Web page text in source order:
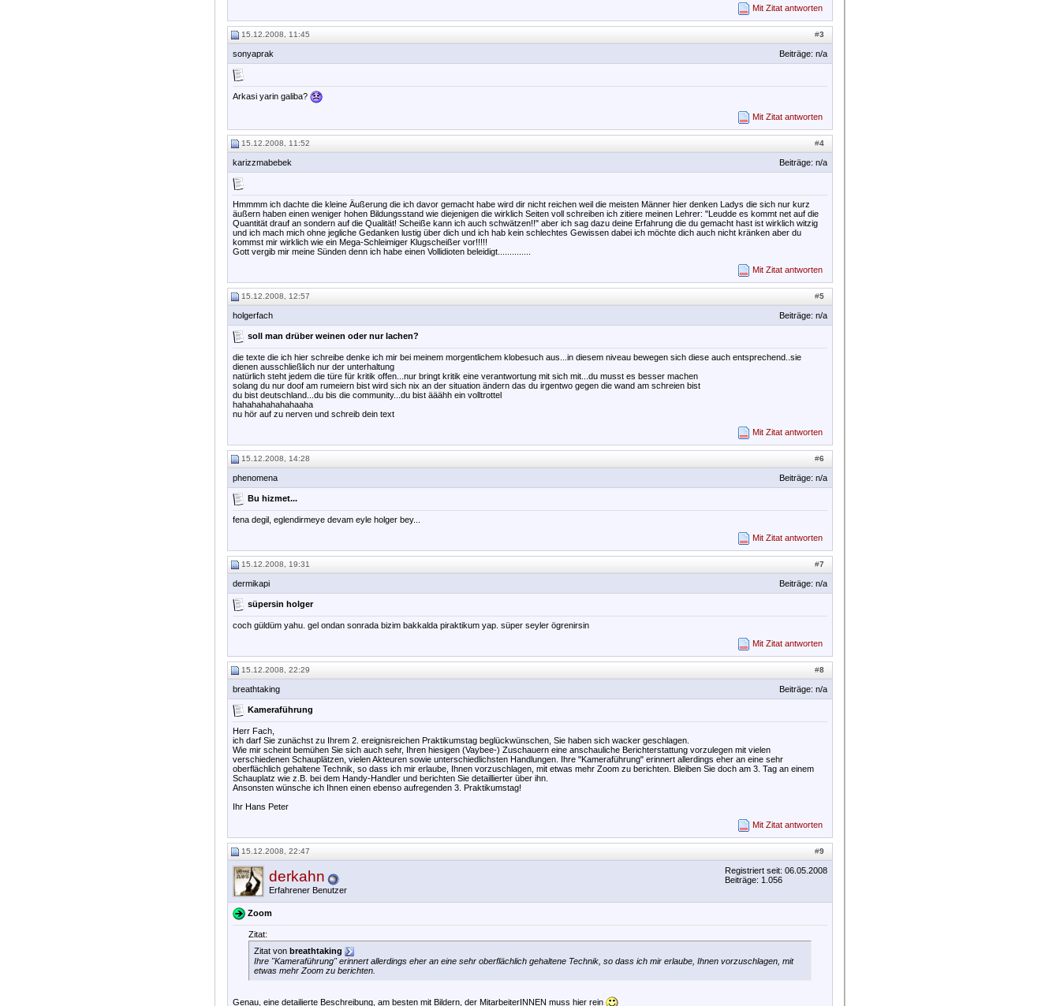
Mit Zitat antworten
#3
15.12.2008, 11:45
sonyaprak Beiträge: n/a
Arkasi yarin galiba?
Mit Zitat antworten
#4
15.12.2008, 11:52
karizzmabebek Beiträge: n/a
Hmmmm ich dachte die kleine Äußerung die ich davor gemacht habe wird dir nicht reichen weil die meisten Männer hier denken Ladys die sich nur kurz
äußern haben einen weniger hohen Bildungsstand wie diejenigen die wirklich Seiten voll schreiben ich zitiere meinen Lehrer: "Leudde es kommt net auf die
Quantität drauf an sondern auf die Qualität! Scheiße kann ich auch schwätzen!!" aber ich sag dazu deine Erfahrung die du gemacht hast ist wirklich witzig
und ich mach mich ohne jegliche Gedanken lustig über dich und ich hab kein schlechtes Gewissen dabei ich möchte dich auch nicht kränken aber du
kommst mir wirklich wie ein Mega-Schleimiger Klugscheißer vor!!!!!
Gott vergib mir meine Sünden denn ich habe einen Vollidioten beleidigt..............
Mit Zitat antworten
#5
15.12.2008, 12:57
holgerfach Beiträge: n/a
soll man drüber weinen oder nur lachen?
die texte die ich hier schreibe denke ich mir bei meinem morgentlichem klobesuch aus...in diesem niveau bewegen sich diese auch entsprechend..sie
dienen ausschließlich nur der unterhaltung
natürlich steht jedem die türe für kritik offen...nur bringt kritik eine verantwortung mit sich mit...du musst es besser machen
solang du nur doof am rumeiern bist wird sich nix an der situation ändern das du irgentwo gegen die wand am schreien bist
du bist deutschland...du bis die community...du bist ääähh ein volltrottel
hahahahahahahaaha
nu hör auf zu nerven und schreib dein text
Mit Zitat antworten
#6
15.12.2008, 14:28
phenomena Beiträge: n/a
Bu hizmet...
fena degil, eglendirmeye devam eyle holger bey...
Mit Zitat antworten
#7
15.12.2008, 19:31
dermikapi Beiträge: n/a
süpersin holger
coch güldüm yahu. gel ondan sonrada bizim bakkalda piraktikum yap. süper seyler ögrenirsin
Mit Zitat antworten
#8
15.12.2008, 22:29
breathtaking Beiträge: n/a
Kameraführung
Herr Fach,
ich darf Sie zunächst zu Ihrem 2. ereignisreichen Praktikumstag beglückwünschen, Sie haben sich wacker geschlagen.
Wie mir scheint bemühen Sie sich auch sehr, Ihren hiesigen (Vaybee-) Zuschauern eine anschauliche Berichterstattung vorzulegen mit vielen
verschiedenen Schauplätzen, vielen Akteuren sowie unterschiedlichsten Handlungen. Ihre "Kameraführung" erinnert allerdings eher an eine sehr
oberflächlich gehaltene Technik, so dass ich mir erlaube, Ihnen vorzuschlagen, mit etwas mehr Zoom zu berichten. Bleiben Sie doch am 3. Tag an einem
Schauplatz wie z.B. bei dem Handy-Handler und berichten Sie detaillierter über ihn.
Ansonsten wünsche ich Ihnen einen ebenso aufregenden 3. Praktikumstag!
Ihr Hans Peter
Mit Zitat antworten
#9
15.12.2008, 22:47
derkahn
Erfahrener Benutzer
Registriert seit: 06.05.2008
Beiträge: 1.056
Zoom
Zitat:
Zitat von breathtaking
Ihre "Kameraführung" erinnert allerdings eher an eine sehr oberflächlich gehaltene Technik, so dass ich mir erlaube, Ihnen vorzuschlagen, mit
etwas mehr Zoom zu berichten.
Genau, eine detailierte Beschreibung, am besten mit Bildern, der MitarbeiterINNEN muss hier rein